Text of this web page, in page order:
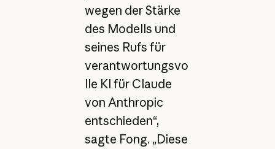
wegen der Stärke
des Modells und
seines Rufs für
verantwortungsvo
lle KI für Claude
von Anthropic
entschieden“,
sagte Fong. „Diese